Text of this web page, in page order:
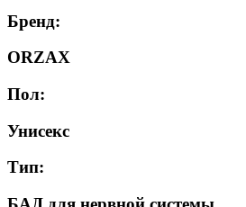
Бренд:
ORZAX
Пол:
Унисекс
Тип: